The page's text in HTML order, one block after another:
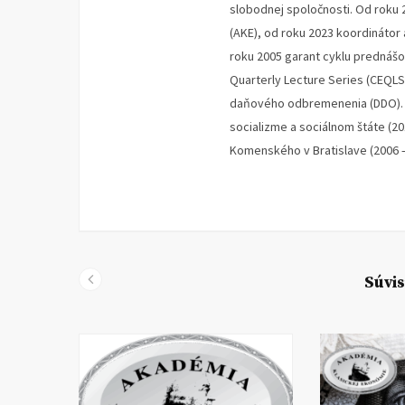
slobodnej spoločnosti. Od roku
(AKE), od roku 2023
roku 2005 garant cyklu
Quarterly Lecture Series
daňového odbremenenia
socializme a sociálnom štáte
Komenského v Bratislave (2006